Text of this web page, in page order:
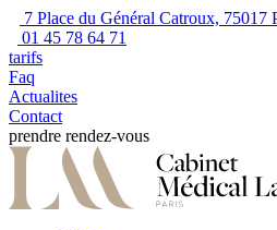
7 Place du Général Catroux, 75017
01 45 78 64 71
tarifs
Faq
Actualites
Contact
prendre rendez-vous